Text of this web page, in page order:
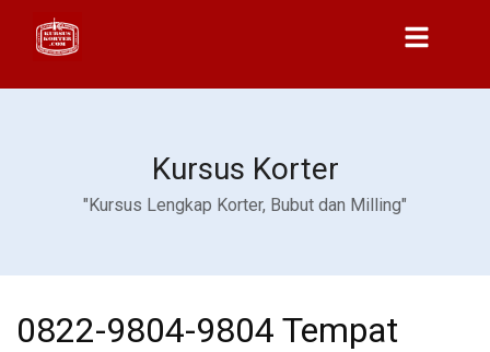
Kursus Korter
"Kursus Lengkap Korter, Bubut dan Milling"
0822-9804-9804 Tempat